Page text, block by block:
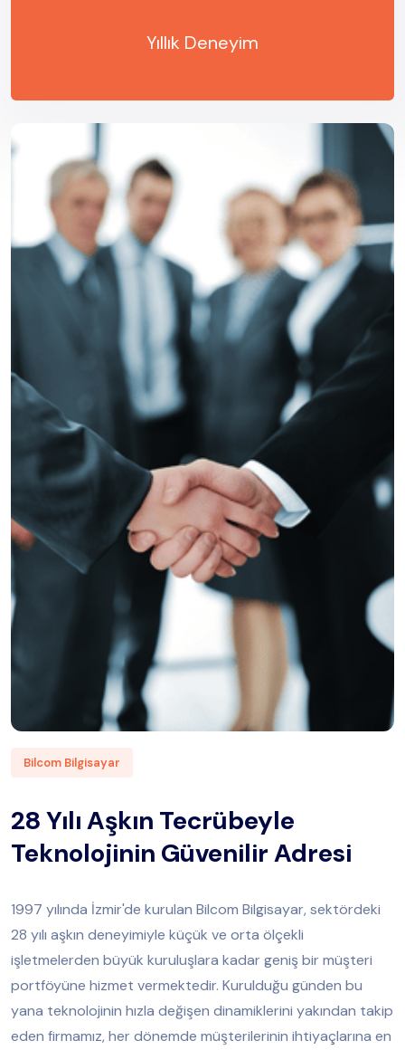
Yıllık Deneyim
Bilcom Bilgisayar
28 Yılı Aşkın Tecrübeyle
Teknolojinin Güvenilir Adresi
1997 yılında İzmir'de kurulan Bilcom Bilgisayar, sektördeki
28 yılı aşkın deneyimiyle küçük ve orta ölçekli
işletmelerden büyük kuruluşlara kadar geniş bir müşteri
portföyüne hizmet vermektedir. Kurulduğu günden bu
yana teknolojinin hızla değişen dinamiklerini yakından takip
eden firmamız, her dönemde müşterilerinin ihtiyaçlarına en